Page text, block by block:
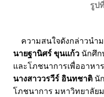
รูป
ความสนใจดังกล่าวนำ
นายฐานิศร์ ขุนแก้ว นักศึ
และโภชนาการเพื่ออาหา
นางสาววรวีร์ อินทชาติ นั
โภชนาการ มหาวิทยาลัย